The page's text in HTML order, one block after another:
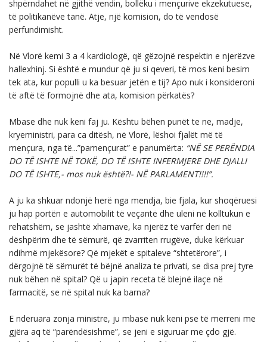
shpërndahet në gjithë vendin, bollëku i mençurive ekzekutuese,
të politikanëve tanë. Atje, një komision, do të vendosë
përfundimisht.
Në Vlorë kemi 3 a 4 kardiologë, që gëzojnë respektin e njerëzve
hallexhinj. Si është e mundur që ju si qeveri, të mos keni besim
tek ata, kur populli u ka besuar jetën e tij? Apo nuk i konsideroni
të aftë të formojnë dhe ata, komision përkatës?
Mbase dhe nuk keni faj ju. Kështu bëhen punët te ne, madje,
kryeministri, para ca ditësh, në Vlorë, lëshoi fjalët më të
mençura, nga të...”pamençurat” e panumërta: “NË SE PERËNDIA
DO TË ISHTE NË TOKË, DO TË ISHTE INFERMJERE DHE DJALLI
DO TË ISHTE,- mos nuk është?!- NË PARLAMENT!!!!”.
A ju ka shkuar ndonjë herë nga mendja, bie fjala, kur shoqëruesi
ju hap portën e automobilit të veçantë dhe uleni në kolltukun e
rehatshëm, se jashtë xhamave, ka njerëz të varfër deri në
dëshpërim dhe të sëmurë, që zvarriten rrugëve, duke kërkuar
ndihmë mjekësore? Që mjekët e spitaleve “shtetërore”, i
dërgojnë të sëmurët të bëjnë analiza te privati, se disa prej tyre
nuk bëhen në spital? Që u japin receta të blejnë ilaçe në
farmacitë, se në spital nuk ka barna?
E nderuara zonja ministre, ju mbase nuk keni pse të merreni me
gjëra aq të “parëndësishme”, se jeni e siguruar me çdo gjë.